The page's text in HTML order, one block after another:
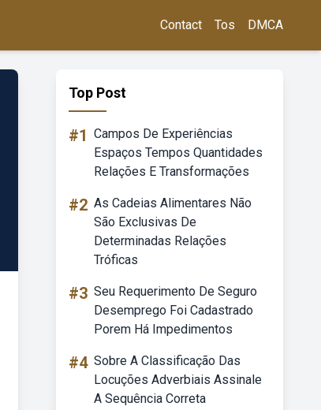
Contact Tos DMCA
Top Post
#1 Campos De Experiências
Espaços Tempos Quantidades
Relações E Transformações
#2 As Cadeias Alimentares Não
São Exclusivas De
Determinadas Relações
Tróficas
#3 Seu Requerimento De Seguro
Desemprego Foi Cadastrado
Porem Há Impedimentos
#4 Sobre A Classificação Das
Locuções Adverbiais Assinale
A Sequência Correta